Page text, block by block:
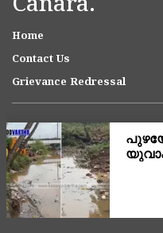
Canara.
Home
Contact Us
Grievance Redressal
Copyright © 2007-